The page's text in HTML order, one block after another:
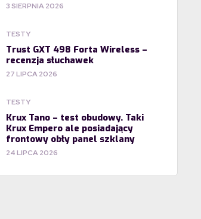
3 SIERPNIA 2026
TESTY
Trust GXT 498 Forta Wireless –
recenzja słuchawek
27 LIPCA 2026
TESTY
Krux Tano – test obudowy. Taki
Krux Empero ale posiadający
frontowy obły panel szklany
24 LIPCA 2026